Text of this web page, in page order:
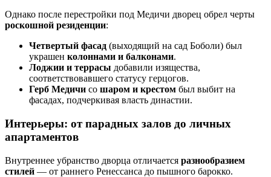
Однако после перестройки под Медичи дворец обрел черты
роскошной резиденции:
Четвертый фасад (выходящий на сад Боболи) был
украшен колоннами и балконами.
Лоджии и террасы добавили изящества,
соответствовавшего статусу герцогов.
Герб Медичи со шаром и крестом был выбит на
фасадах, подчеркивая власть династии.
Интерьеры: от парадных залов до личных
апартаментов
Внутреннее убранство дворца отличается разнообразием
стилей — от раннего Ренессанса до пышного барокко.